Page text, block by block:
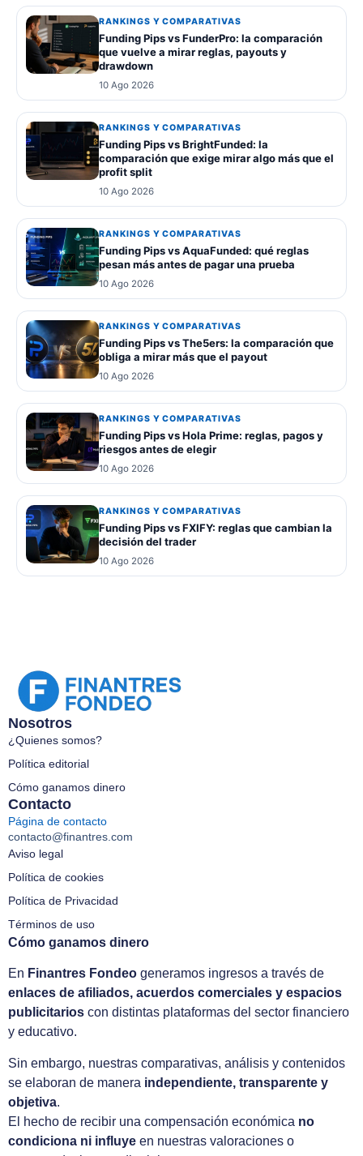
RANKINGS Y COMPARATIVAS
Funding Pips vs FunderPro: la comparación
que vuelve a mirar reglas, payouts y
drawdown
10 Ago 2026
RANKINGS Y COMPARATIVAS
Funding Pips vs BrightFunded: la
comparación que exige mirar algo más que el
profit split
10 Ago 2026
RANKINGS Y COMPARATIVAS
Funding Pips vs AquaFunded: qué reglas
pesan más antes de pagar una prueba
10 Ago 2026
RANKINGS Y COMPARATIVAS
Funding Pips vs The5ers: la comparación que
obliga a mirar más que el payout
10 Ago 2026
RANKINGS Y COMPARATIVAS
Funding Pips vs Hola Prime: reglas, pagos y
riesgos antes de elegir
10 Ago 2026
RANKINGS Y COMPARATIVAS
Funding Pips vs FXIFY: reglas que cambian la
decisión del trader
10 Ago 2026
Nosotros
¿Quienes somos?
Política editorial
Cómo ganamos dinero
Contacto
Página de contacto
contacto@finantres.com
Aviso legal
Política de cookies
Política de Privacidad
Términos de uso
Cómo ganamos dinero
En Finantres Fondeo generamos ingresos a través de
enlaces de afiliados, acuerdos comerciales y espacios
publicitarios con distintas plataformas del sector financiero
y educativo.
Sin embargo, nuestras comparativas, análisis y contenidos
se elaboran de manera independiente, transparente y
objetiva.
El hecho de recibir una compensación económica no
condiciona ni influye en nuestras valoraciones o